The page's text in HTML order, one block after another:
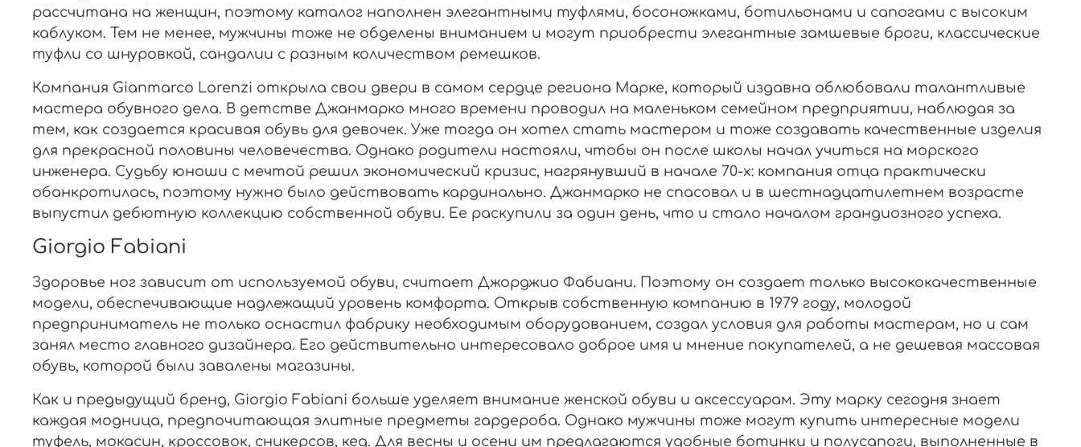
рассчитана на женщин, поэтому каталог наполнен элегантными туфлями, босоножками, ботильонами и сапогами с высоким
каблуком. Тем не менее, мужчины тоже не обделены вниманием и могут приобрести элегантные замшевые броги, классические
туфли со шнуровкой, сандалии с разным количеством ремешков.
Компания Gianmarco Lorenzi открыла свои двери в самом сердце региона Марке, который издавна облюбовали талантливые
мастера обувного дела. В детстве Джанмарко много времени проводил на маленьком семейном предприятии, наблюдая за
тем, как создается красивая обувь для девочек. Уже тогда он хотел стать мастером и тоже создавать качественные изделия
для прекрасной половины человечества. Однако родители настояли, чтобы он после школы начал учиться на морского
инженера. Судьбу юноши с мечтой решил экономический кризис, нагрянувший в начале 70-х: компания отца практически
обанкротилась, поэтому нужно было действовать кардинально. Джанмарко не спасовал и в шестнадцатилетнем возрасте
выпустил дебютную коллекцию собственной обуви. Ее раскупили за один день, что и стало началом грандиозного успеха.
Giorgio Fabiani
Здоровье ног зависит от используемой обуви, считает Джорджио Фабиани. Поэтому он создает только высококачественные
модели, обеспечивающие надлежащий уровень комфорта. Открыв собственную компанию в 1979 году, молодой
предприниматель не только оснастил фабрику необходимым оборудованием, создал условия для работы мастерам, но и сам
занял место главного дизайнера. Его действительно интересовало доброе имя и мнение покупателей, а не дешевая массовая
обувь, которой были завалены магазины.
Как и предыдущий бренд, Giorgio Fabiani больше уделяет внимание женской обуви и аксессуарам. Эту марку сегодня знает
каждая модница, предпочитающая элитные предметы гардероба. Однако мужчины тоже могут купить интересные модели
туфель, мокасин, кроссовок, сникерсов, кед. Для весны и осени им предлагаются удобные ботинки и полусапоги, выполненные в